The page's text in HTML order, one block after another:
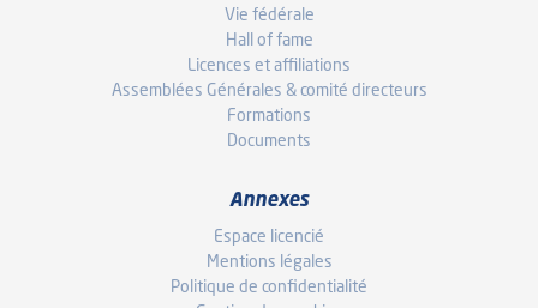
Vie fédérale
Hall of fame
Licences et affiliations
Assemblées Générales & comité directeurs
Formations
Documents
Annexes
Espace licencié
Mentions légales
Politique de confidentialité